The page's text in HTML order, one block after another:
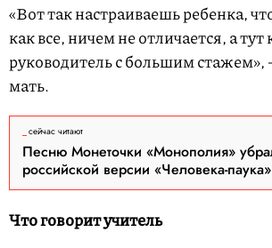
«Вот так настраиваешь ребенка,
как все, ничем не отличается, а
руководитель с большим
мать.
сейчас читают
Песню Монеточки «Монополия»
российской версии «Человека-паука»
Что говорит учитель